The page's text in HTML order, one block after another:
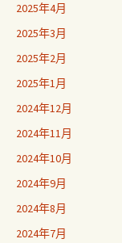
2025年4月
2025年3月
2025年2月
2025年1月
2024年12月
2024年11月
2024年10月
2024年9月
2024年8月
2024年7月